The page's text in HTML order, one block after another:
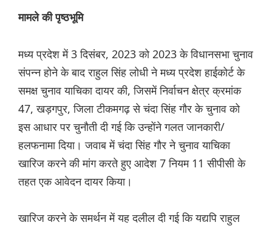
मामले की पृष्ठभूमि
मध्य प्रदेश में 3 दिसंबर, 2023 को 2023 के विधानसभा चुनाव
संपन्न होने के बाद राहुल सिंह लोधी ने मध्य प्रदेश हाईकोर्ट के
समक्ष चुनाव याचिका दायर की, जिसमें निर्वाचन क्षेत्र क्रमांक
47, खड़गपुर, जिला टीकमगढ़ से चंदा सिंह गौर के चुनाव को
इस आधार पर चुनौती दी गई कि उन्होंने गलत जानकारी/
हलफनामा दिया। जवाब में चंदा सिंह गौर ने चुनाव याचिका
खारिज करने की मांग करते हुए आदेश 7 नियम 11 सीपीसी के
तहत एक आवेदन दायर किया।
खारिज करने के समर्थन में यह दलील दी गई कि यद्यपि राहुल